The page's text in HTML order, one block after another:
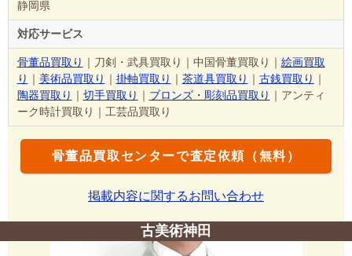
静岡県
対応サービス
骨董品買取り ｜刀剣・武具買取り｜中国骨董買取り｜ 絵画買取
り ｜ 美術品買取り ｜ 掛軸買取り ｜ 茶道具買取り ｜ 古銭買取り ｜
陶器買取り ｜ 切手買取り ｜ ブロンズ・彫刻品買取り ｜アンティ
ーク時計買取り｜工芸品買取り
骨董品買取センターで査定依頼（無料）
掲載内容に関するお問い合わせ
古美術神田